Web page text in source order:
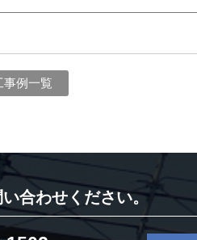
事例一覧
合わせください。